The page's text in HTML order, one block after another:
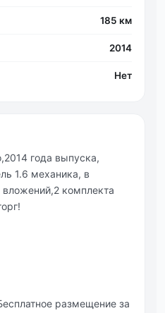
185 км
2014
Нет
гoдa выпуcкa,
1.6 мeхaникa, в
влoжeний,2 кoмплeктa
размещение за